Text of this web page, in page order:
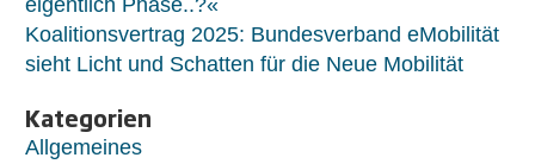
eigentlich Phase..?«
Koalitionsvertrag 2025: Bundesverband eMobilität
sieht Licht und Schatten für die Neue Mobilität
Kategorien
Allgemeines